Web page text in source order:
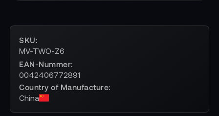
SKU
MV-TWO-Z6
EAN-Nummer
0042406772891
Country of Manufacture
China